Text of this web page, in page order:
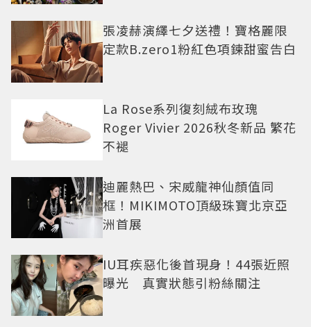
張凌赫演繹七夕送禮！寶格麗限
定款B.zero1粉紅色項鍊甜蜜告白
La Rose系列復刻絨布玫瑰
Roger Vivier 2026秋冬新品 繁花
不褪
迪麗熱巴、宋威龍神仙顏值同
框！MIKIMOTO頂級珠寶北京亞
洲首展
IU耳疾惡化後首現身！44張近照
曝光 真實狀態引粉絲關注